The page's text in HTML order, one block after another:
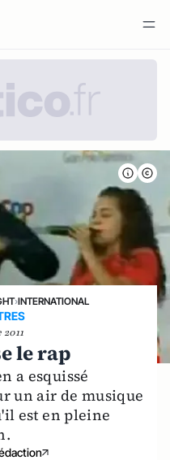
›INTERNATIONAL
le rap
a esquissé
un air de musique
est en pleine